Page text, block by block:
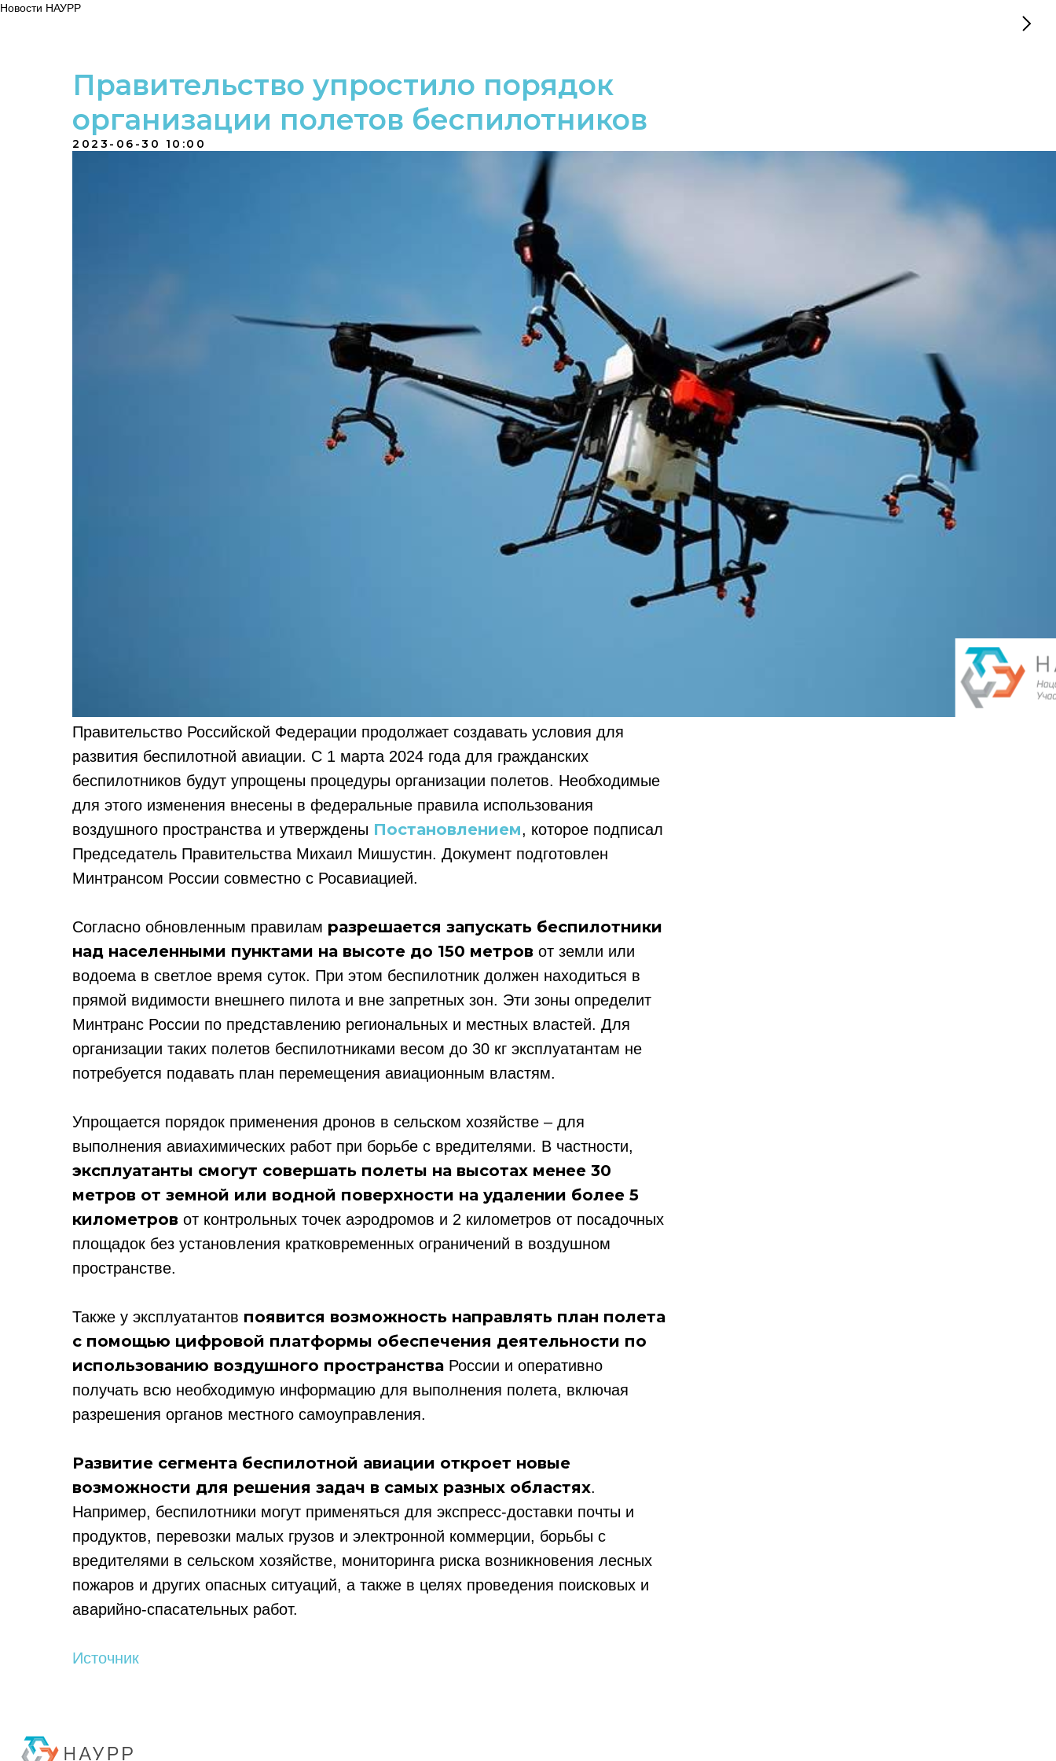
Новости НАУРР
Правительство упростило порядок
организации полетов беспилотников
2023-06-30 10:00
Правительство Российской Федерации продолжает создавать условия для
развития беспилотной авиации. С 1 марта 2024 года для гражданских
беспилотников будут упрощены процедуры организации полетов. Необходимые
для этого изменения внесены в федеральные правила использования
воздушного пространства и утверждены Постановлением, которое подписал
Председатель Правительства Михаил Мишустин. Документ подготовлен
Минтрансом России совместно с Росавиацией.
Согласно обновленным правилам разрешается запускать беспилотники
над населенными пунктами на высоте до 150 метров от земли или
водоема в светлое время суток. При этом беспилотник должен находиться в
прямой видимости внешнего пилота и вне запретных зон. Эти зоны определит
Минтранс России по представлению региональных и местных властей. Для
организации таких полетов беспилотниками весом до 30 кг эксплуатантам не
потребуется подавать план перемещения авиационным властям.
Упрощается порядок применения дронов в сельском хозяйстве – для
выполнения авиахимических работ при борьбе с вредителями. В частности,
эксплуатанты смогут совершать полеты на высотах менее 30
метров от земной или водной поверхности на удалении более 5
километров от контрольных точек аэродромов и 2 километров от посадочных
площадок без установления кратковременных ограничений в воздушном
пространстве.
Также у эксплуатантов появится возможность направлять план полета
с помощью цифровой платформы обеспечения деятельности по
использованию воздушного пространства России и оперативно
получать всю необходимую информацию для выполнения полета, включая
разрешения органов местного самоуправления.
Развитие сегмента беспилотной авиации откроет новые
возможности для решения задач в самых разных областях.
Например, беспилотники могут применяться для экспресс-доставки почты и
продуктов, перевозки малых грузов и электронной коммерции, борьбы с
вредителями в сельском хозяйстве, мониторинга риска возникновения лесных
пожаров и других опасных ситуаций, а также в целях проведения поисковых и
аварийно-спасательных работ.
Источник
Политика конфиденциальности